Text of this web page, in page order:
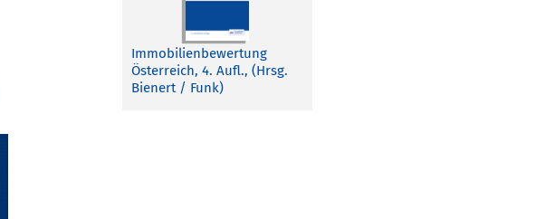
Immobilienbewertung
Österreich, 4. Aufl., (Hrsg.
Bienert / Funk)